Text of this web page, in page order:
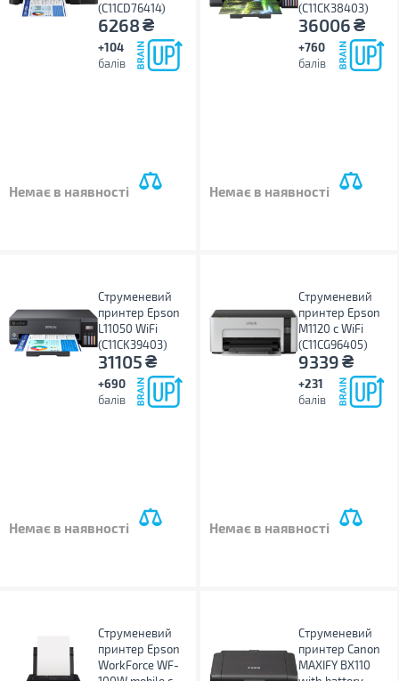
(C11CD76414)
6268₴
+104
балів
Немає в наявності
(C11CK38403)
36006₴
+760
балів
Немає в наявності
Струменевий
принтер Epson
L11050 WiFi
(C11CK39403)
31105₴
+690
балів
Немає в наявності
Струменевий
принтер Epson
M1120 с WiFi
(C11CG96405)
9339₴
+231
балів
Немає в наявності
Струменевий
принтер Epson
WorkForce WF-
Струменевий
принтер Canon
MAXIFY BX110